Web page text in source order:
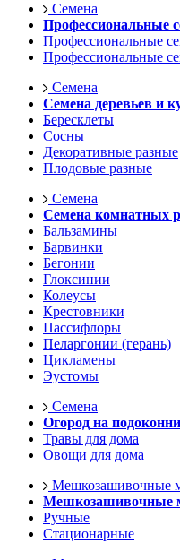
Семена
Профессиональные
Профессиональные
Профессиональные
Семена
Семена деревьев и
Бересклеты
Сосны
Декоративные разные
Плодовые разные
Семена
Семена комнатных
Бальзамины
Барвинки
Бегонии
Глоксинии
Колеусы
Крестовники
Пассифлоры
Пеларгонии (герань)
Цикламены
Эустомы
Семена
Огород на
Травы для дома
Овощи для дома
Мешкозашивочные
Мешкозашивочные
Ручные
Стационарные